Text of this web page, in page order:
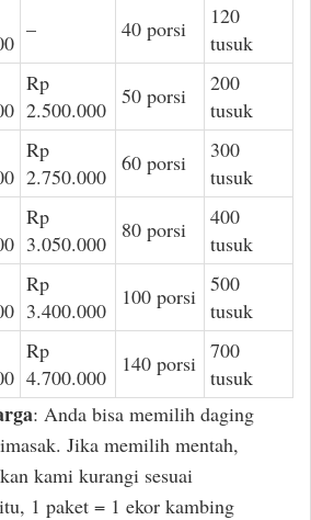
– 40 porsi
120
tusuk
Rp
2.500.000
50 porsi
200
tusuk
Rp
2.750.000
60 porsi
300
tusuk
Rp
3.050.000
80 porsi
400
tusuk
Rp
3.400.000
100 porsi 500
tusuk
Rp
4.700.000
140 porsi 700
tusuk
: Anda bisa memilih daging
Jika memilih mentah,
kami kurangi sesuai
1 paket = 1 ekor kambing